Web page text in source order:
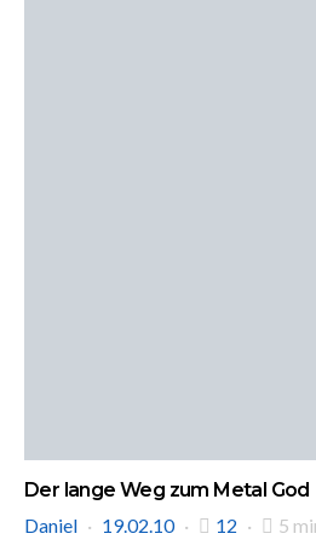
Der lange Weg zum Metal God
Daniel
19.02.10 12 5